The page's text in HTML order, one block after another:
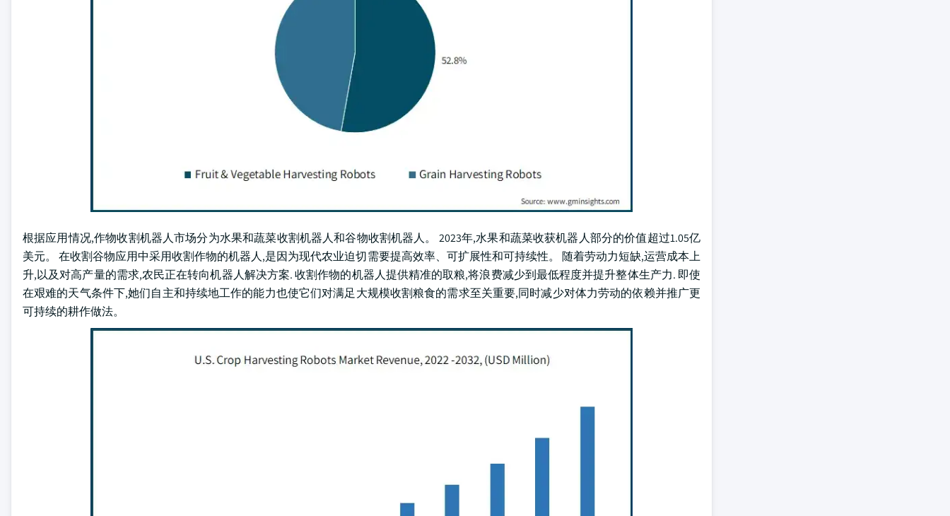
根据应用情况,作物收割机器人市场分为水果和蔬菜收割机器人和谷物收割机器人。 2023年,水果和蔬菜收获机器人部分的价值超过1.05亿
美元。 在收割谷物应用中采用收割作物的机器人,是因为现代农业迫切需要提高效率、可扩展性和可持续性。 随着劳动力短缺,运营成本上
升,以及对高产量的需求,农民正在转向机器人解决方案. 收割作物的机器人提供精准的取粮,将浪费减少到最低程度并提升整体生产力. 即使
在艰难的天气条件下,她们自主和持续地工作的能力也使它们对满足大规模收割粮食的需求至关重要,同时减少对体力劳动的依赖并推广更
可持续的耕作做法。